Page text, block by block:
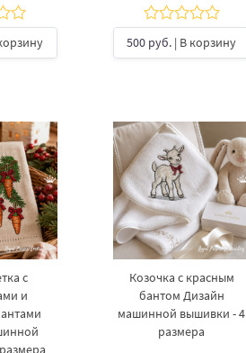
500 руб. | В корзину
с
и
Козочка с красным
бантом Дизайн
машинной вышивки - 4
размера